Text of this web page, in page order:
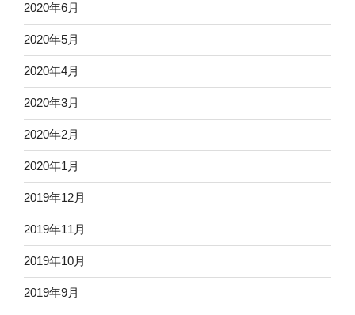
2020年6月
2020年5月
2020年4月
2020年3月
2020年2月
2020年1月
2019年12月
2019年11月
2019年10月
2019年9月